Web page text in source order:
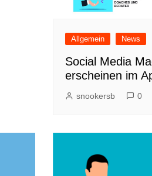
Allgemein News
Social Media
erscheinen im
snookersb 0